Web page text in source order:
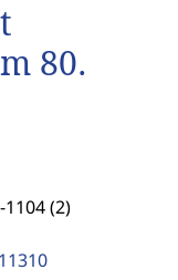
80.
1104 (2)